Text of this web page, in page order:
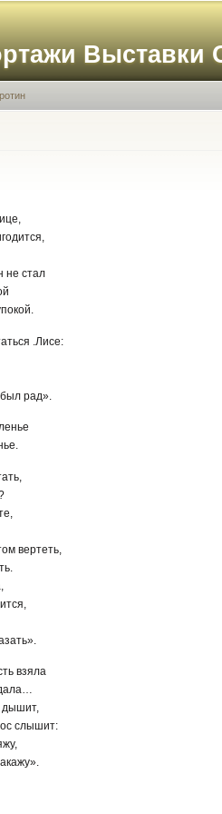
Выставки
не стал
.Лисе:
рад».
вертеть,
взяла
дышит,
слышит: